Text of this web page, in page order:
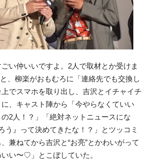
い仲いいですよ。2人で取材とか受けま
、柳楽がおもむろに「連絡先でも交換し
でスマホを取り出し、吉沢とイチャイチ
、キャスト陣から「今やらなくていい
2人！？」「絶対ネットニュースにな
う』って決めてきたな！？」とツッコミ
兼ねてから吉沢と“お亮”とかわいがって
い〜♡」とこぼしていた。